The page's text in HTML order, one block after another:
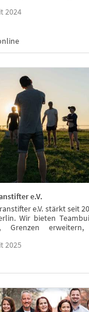
2024
e.V.
e.V. stärkt seit
Wir bieten
Grenzen erweitern,
2025